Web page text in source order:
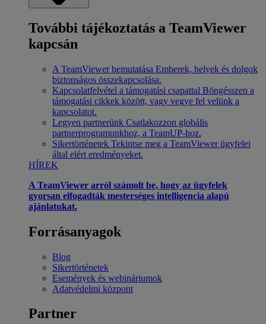
További tájékoztatás a TeamViewer
kapcsán
A TeamViewer bemutatása Emberek, helyek és dolgok
biztonságos összekapcsolása.
Kapcsolatfelvétel a támogatási csapattal Böngésszen a
támogatási cikkek között, vagy vegye fel velünk a
kapcsolatot.
Legyen partnerünk Csatlakozzon globális
partnerprogramunkhoz, a TeamUP-hoz.
Sikertörténetek Tekintse meg a TeamViewer ügyfelei
által elért eredményeket.
HÍREK
A TeamViewer arról számolt be, hogy az ügyfelek
gyorsan elfogadták mesterséges intelligencia alapú
ajánlatukat.
Forrásanyagok
Blog
Sikertörténetek
Események és webináriumok
Adatvédelmi központ
Partner